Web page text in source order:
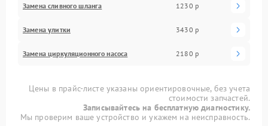
Замена сливного шланга 1230 р
Замена улитки 3430 р
Замена циркуляционного насоса 2180 р
Цены в прайс-листе указаны ориентировочные, без учета
стоимости запчастей.
Записывайтесь на бесплатную диагностику.
Мы проверим ваше устройство и укажем на неисправность.